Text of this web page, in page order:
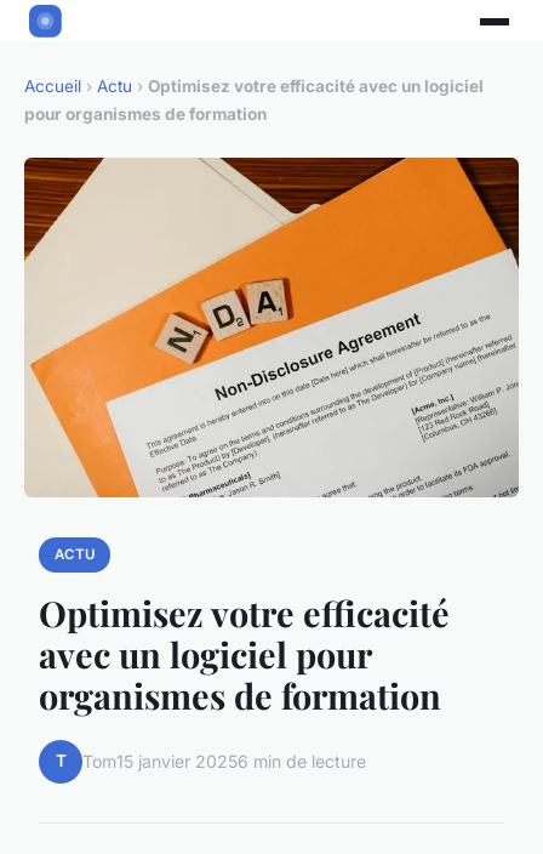
Accueil › Actu › Optimisez votre efficacité avec un logiciel
pour organismes de formation
ACTU
Optimisez votre efficacité
avec un logiciel pour
organismes de formation
T Tom15 janvier 20256 min de lecture